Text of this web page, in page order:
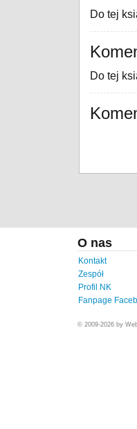
Do tej
Do tej
O nas
Kontakt
Zespół
Profil NK
Fanpage
© 2009-2026 by